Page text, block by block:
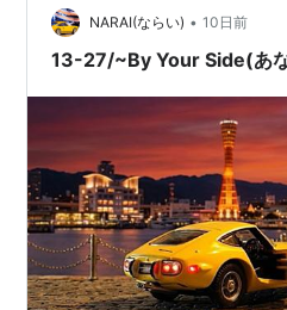
NARAI(ならい) • 10日前
13-27/~By Your Side(あ